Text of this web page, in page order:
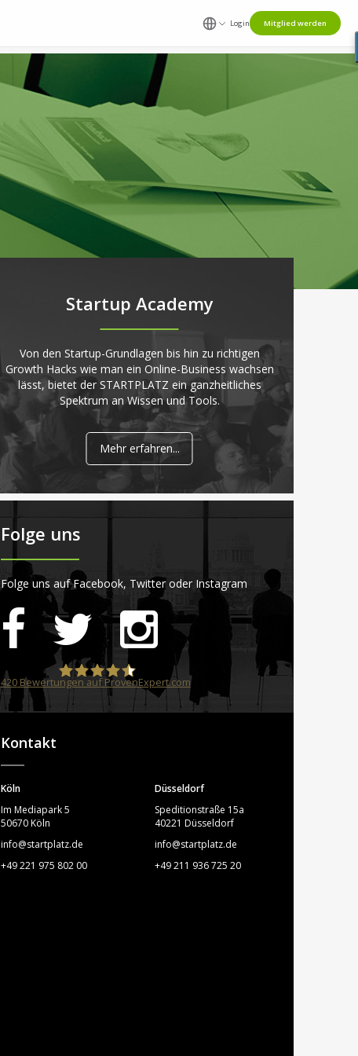
Login Mitglied werden
Startup Academy
Von den Startup-Grundlagen bis hin zu richtigen
Growth Hacks wie man ein Online-Business wachsen
lässt, bietet der STARTPLATZ ein ganzheitliches
Spektrum an Wissen und Tools.
Mehr erfahren...
Folge uns
Folge uns auf Facebook, Twitter oder Instagram
STARTPLATZ
420Bewertungen auf ProvenExpert.com
Kontakt
Köln
Im Mediapark 5
50670 Köln
info@startplatz.de
+49 221 975 802 00
Düsseldorf
Speditionstraße 15a
40221 Düsseldorf
info@startplatz.de
+49 211 936 725 20